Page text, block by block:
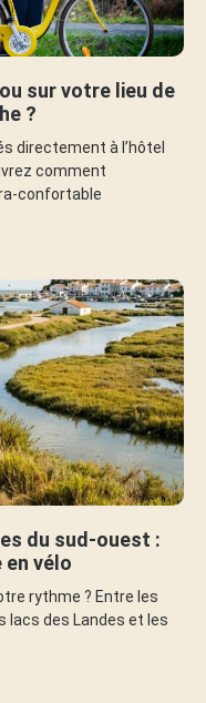
sur votre lieu de
?
directement à l’hôtel
comment
confortable
du sud-ouest :
en vélo
rythme ? Entre les
lacs des Landes et les